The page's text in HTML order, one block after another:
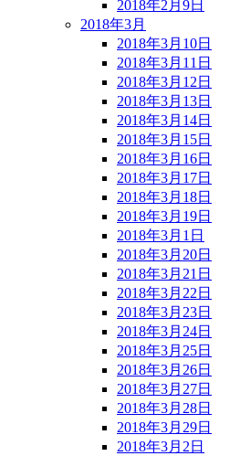
2018年2月9日
2018年3月
2018年3月10日
2018年3月11日
2018年3月12日
2018年3月13日
2018年3月14日
2018年3月15日
2018年3月16日
2018年3月17日
2018年3月18日
2018年3月19日
2018年3月1日
2018年3月20日
2018年3月21日
2018年3月22日
2018年3月23日
2018年3月24日
2018年3月25日
2018年3月26日
2018年3月27日
2018年3月28日
2018年3月29日
2018年3月2日